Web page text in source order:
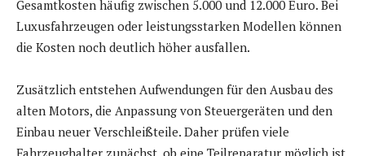
Gesamtkosten häufig zwischen 5.000 und 12.000 Euro. Bei
Luxusfahrzeugen oder leistungsstarken Modellen können
die Kosten noch deutlich höher ausfallen.
Zusätzlich entstehen Aufwendungen für den Ausbau des
alten Motors, die Anpassung von Steuergeräten und den
Einbau neuer Verschleißteile. Daher prüfen viele